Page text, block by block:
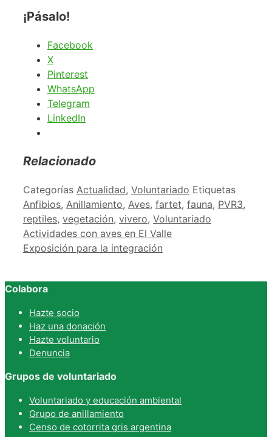
¡Pásalo!
Facebook
X
Pinterest
WhatsApp
Telegram
LinkedIn
Relacionado
Categorías Actualidad, Voluntariado Etiquetas
Anfibios, Anillamiento, Aves, fartet, fauna, PVR3,
reptiles, vegetación, vivero, Voluntariado
Actividades con aves en El Valle
Exposición para la integración
Colabora
Hazte socio
Haz una donación
Hazte voluntario
Denuncia
Grupos de voluntariado
Voluntariado y educación ambiental
Grupo de anillamiento
Censo de cotorrita gris argentina